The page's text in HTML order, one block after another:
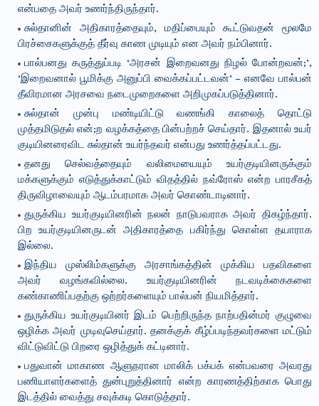
என்பதை அவர் உணர்ந்திருந்தார்.
சுல்தானின் அதிகாரத்தையும், மதிப்பையும் கூட்டுவதன் மூலமே
பிரச்சைகளுக்குத் தீர்வு காண முடியும் என அவர் நம்பினார்.
பால்பனது கருத்துப்படி ‘அரசன் இறைவனது நிழல் போன்றவன்;’,
‘இறைவனால் பூமிக்கு அனுப்பி வைக்கப்பட்டவன்’ – எனவே பால்பன்
தீவிரமான அரசவை நடைமுறைகளை அறிமுகப்படுத்தினார்.
சுல்தான் முன்பு மண்டியிட்டு வணங்கி காலைத் தொட்டு
முத்தமிடுதல் என்;ற வழக்கத்தை பின்பற்றச் செய்தார். இதனால் உயர்
குடியினரைவிட சுல்தான் உயர்ந்தவர் என்பது உணர்த்தப்பட்டது.
தனது செல்வத்தையும் வலிமையையும் உயர்குடியினருக்கும்
மக்களுக்கும் எடுத்துக்காட்டும் விதத்தில் நவ்ரோஸ் என்ற பாரசீகத்
திருவிழாவையும் ஆடம்பரமாக அவர் கொண்டாடினார்.
துருக்கிய உயர்குடியினரின் நலன் நாடுபவராக அவர் திகழ்ந்தார்.
பிற உயர்குடியினருடன் அதிகாரத்தை பகிர்ந்து கொள்ள தயாராக
இல்லை.
இந்திய முஸ்லிம்களுக்கு அரசாங்கத்தின் முக்கிய பதவிகளை
அவர் வழங்கவில்லை. உயர்குடியினரின் நடவடிக்கைகளை
கண்காணிப்பதற்கு ஒற்றர்களையும் பால்பன் நியமித்தார்.
துருக்கிய உயர்குடியினர் இடம் பெற்றிருந்த நாற்பதின்மர் குழுவை
ஒழிக்க அவர் முடிவுசெய்தார். தனக்குக் கீழ்ப்படிந்தவர்களை மட்டும்
விட்டுவிட்டு பிறரை ஒழித்துக் கட்டினார்.
பதுவான் மாகாண ஆளுநரான மாலிக் பக்பக் என்பவரை அவரது
பணியாளர்களைத் துன்புறுத்தினார் என்ற காரணத்திற்காக பொது
இடத்தில் வைத்து சவுக்கடி கொடுத்தார்.